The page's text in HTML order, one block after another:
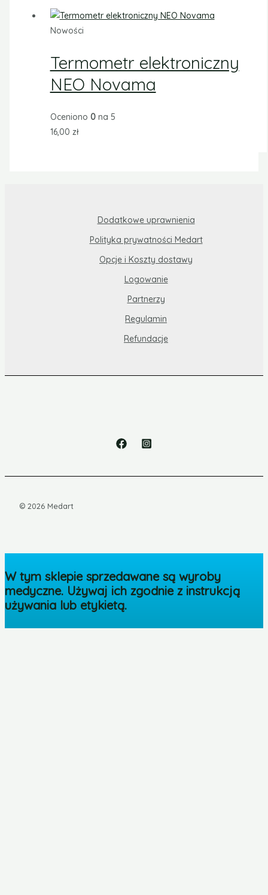
Nowości
Termometr elektroniczny
NEO Novama
Oceniono 0na 5
16,00 zł
Dodatkowe uprawnienia
Polityka prywatności Medart
Opcje i Koszty dostawy
Logowanie
Partnerzy
Regulamin
Refundacje
© 2026 Medart
W tym sklepie sprzedawane są wyroby
medyczne. Używaj ich zgodnie z instrukcją
używania lub etykietą.